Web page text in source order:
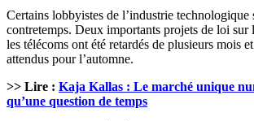
Certains lobbyistes de l’industrie technologique
contretemps. Deux importants projets de loi sur
les télécoms ont été retardés de plusieurs mois
attendus pour l’automne.
>> Lire : Kaja Kallas : Le marché unique
qu’une question de temps